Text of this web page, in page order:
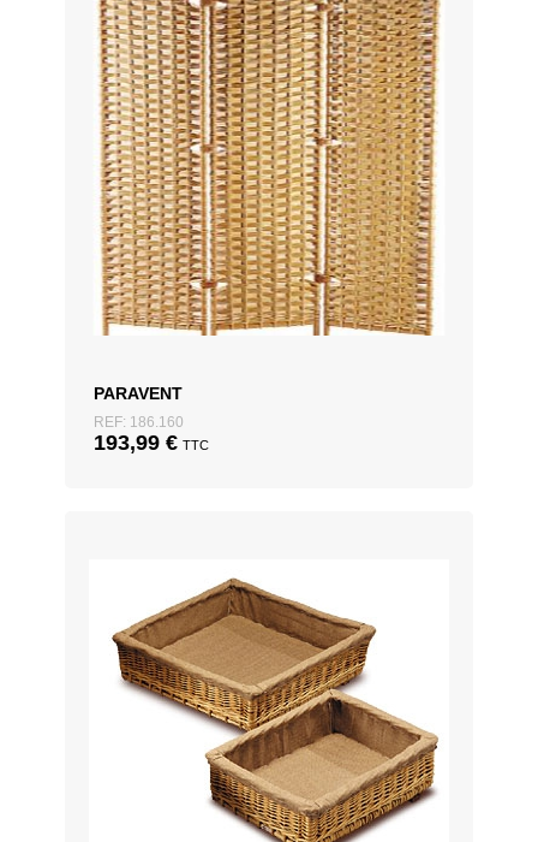
PARAVENT
REF: 186.160
193,99 € TTC